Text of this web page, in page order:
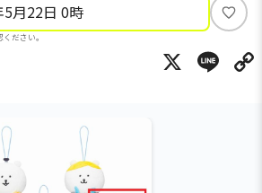
5月22日 0時
ださい。
い
ね
X